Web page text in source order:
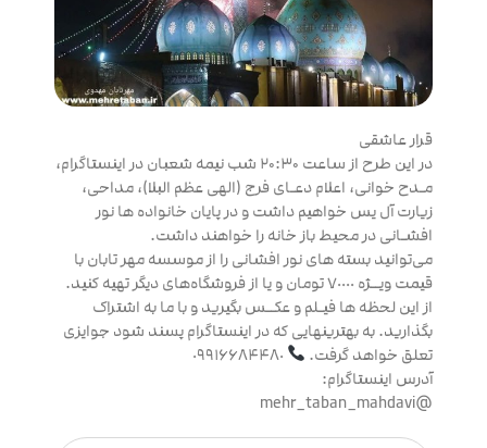
قرار عاشقی
در این طرح از ساعت ۲۰:۳۰ شب نیمه شعبان در اینستاگرام،
مـدح خوانی، اعلام دعـای فرج (الهی عظم البلا)، مداحی،
زیارت آل یس خواهیم داشت و در پایان خانواده ها نور
افشـانی در محیط باز خانه را خواهند داشت.
می‌توانید بسته های نور افشانی را از موسسه مهر تابان با
قیمت ویــژه ٧٠٠٠٠ تومان و یا از فروشگاه‌های دیگر تهیه کنید.
از این لحظه ها فیـلم و عکــس بگیرید و با ما به اشتراک
بگذارید. به بهترینهایی که در اینستاگرام پسند شود جوایزی
تعلق خواهد گرفت.
آدرس اینستاگرام:
@mehr_taban_mahdavi